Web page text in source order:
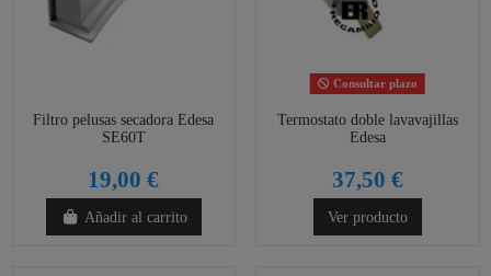
Filtro pelusas secadora Edesa
SE60T
19,00 €
Añadir al carrito
Consultar plazo
Termostato doble lavavajillas
Edesa
37,50 €
Ver producto